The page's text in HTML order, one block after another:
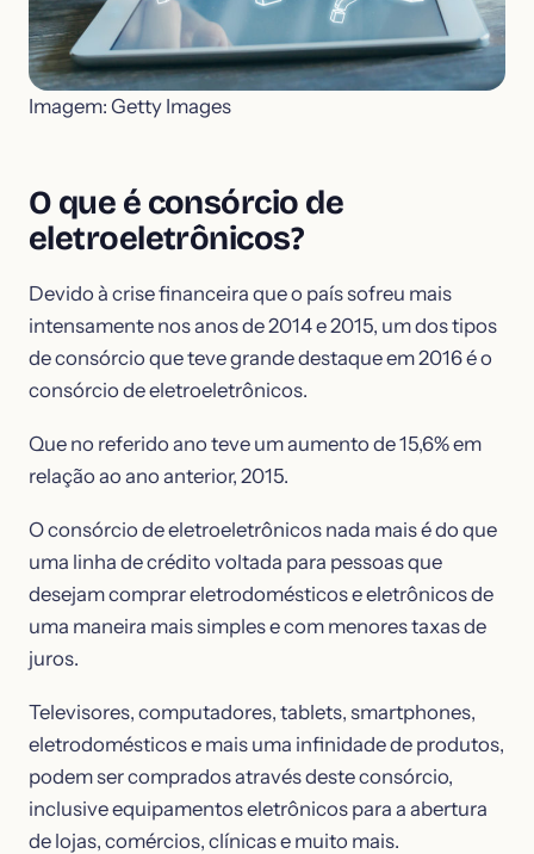
Imagem: Getty Images
O que é consórcio de
eletroeletrônicos?
Devido à crise financeira que o país sofreu mais
intensamente nos anos de 2014 e 2015, um dos tipos
de consórcio que teve grande destaque em 2016 é o
consórcio de eletroeletrônicos.
Que no referido ano teve um aumento de 15,6% em
relação ao ano anterior, 2015.
O consórcio de eletroeletrônicos nada mais é do que
uma linha de crédito voltada para pessoas que
desejam comprar eletrodomésticos e eletrônicos de
uma maneira mais simples e com menores taxas de
juros.
Televisores, computadores, tablets, smartphones,
eletrodomésticos e mais uma infinidade de produtos,
podem ser comprados através deste consórcio,
inclusive equipamentos eletrônicos para a abertura
de lojas, comércios, clínicas e muito mais.